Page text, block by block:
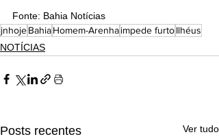
Fonte: Bahia Notícias
jnhojeBahiaHomem-Arenhaimpede furtoIlhéus
NOTÍCIAS
Posts recentes Ver tudo